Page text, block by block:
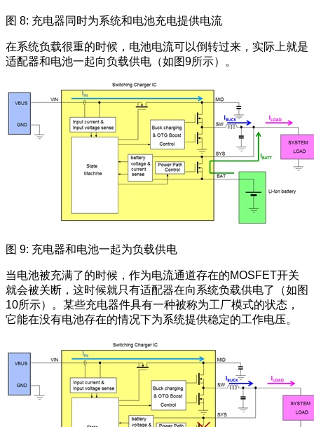
图 8: 充电器同时为系统和电池充电提供电流
在系统负载很重的时候，电池电流可以倒转过来，实际上就是
适配器和电池一起向负载供电（如图9所示）。
图 9: 充电器和电池一起为负载供电
当电池被充满了的时候，作为电流通道存在的MOSFET开关
就会被关断，这时候就只有适配器在向系统负载供电了（如图
10所示）。某些充电器件具有一种被称为工厂模式的状态，
它能在没有电池存在的情况下为系统提供稳定的工作电压。